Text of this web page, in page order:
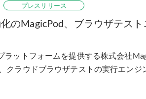
プレスリリース
のMagicPod、ブラウザテス
ラットフォームを提供する株式会社
クラウドブラウザテストの実行エンジ